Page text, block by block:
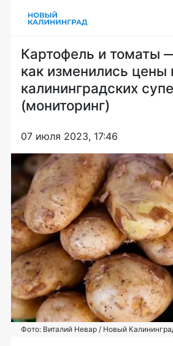
Картофель и томаты
как изменились цены
калининградских
(мониторинг)
07 июля 2023, 17:46
Фото: Виталий Невар / Новый